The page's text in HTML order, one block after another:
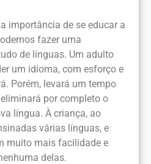
importância de se educar a
fazer uma
de línguas. Um adulto
um idioma, com esforço e
Porém, levará um tempo
por completo o
língua. À criança, ao
várias línguas, e
muito mais facilidade e
delas.